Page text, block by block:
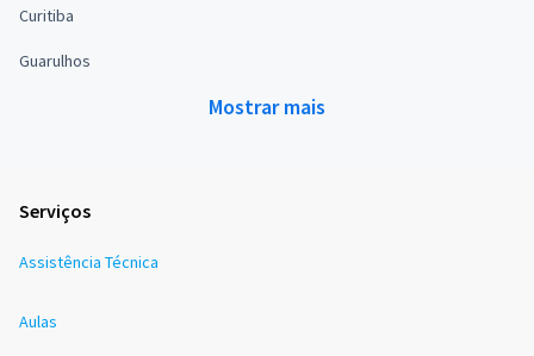
Curitiba
Guarulhos
Mostrar mais
Serviços
Assistência Técnica
Aulas